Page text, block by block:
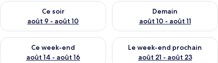
Ce soir
août 9 - août 10
Vérifier la disponibilité pour ce soir août 9 - août 10
Demain
août 10 - août 11
Vérifier la disponibilité pour
Ce week-end
août 14 - août 16
Vérifier la disponibilité pour ce week-end août 14 - août 16
Le week-end prochain
août 21 - août 23
Vérifier la disponibilité pour